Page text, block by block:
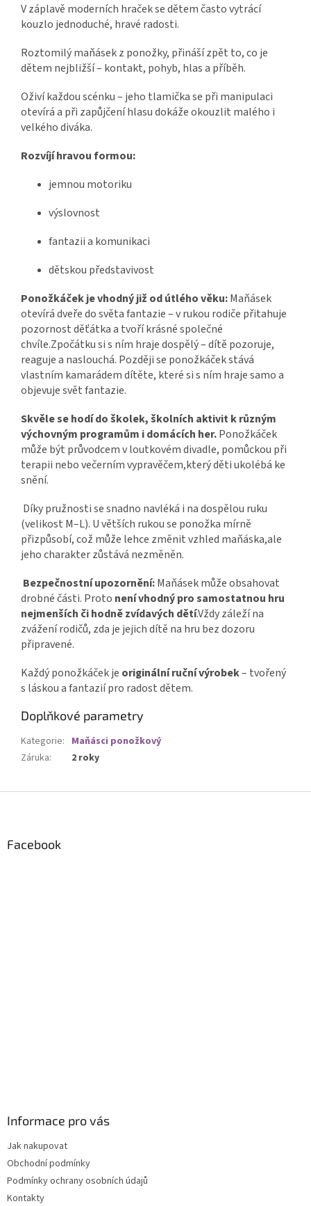
V záplavě moderních hraček se dětem často vytrácí
kouzlo jednoduché, hravé radosti.
Roztomilý maňásek z ponožky, přináší zpět to, co je
dětem nejbližší – kontakt, pohyb, hlas a příběh.
Oživí každou scénku – jeho tlamička se při manipulaci
otevírá a při zapůjčení hlasu dokáže okouzlit malého i
velkého diváka.
Rozvíjí hravou formou:
jemnou motoriku
výslovnost
fantazii a komunikaci
dětskou představivost
Ponožkáček je vhodný již od útlého věku:Maňásek
otevírá dveře do světa fantazie – v rukou rodiče přitahuje
pozornost děťátka a tvoří krásné společné
chvíle.Zpočátku si s ním hraje dospělý – dítě pozoruje,
reaguje a naslouchá. Později se ponožkáček stává
vlastním kamarádem dítěte, které si s ním hraje samo a
objevuje svět fantazie.
Skvěle se hodí do školek, školních aktivit k různým
výchovným programům i domácích her.Ponožkáček
může být průvodcem v loutkovém divadle, pomůckou při
terapii nebo večerním vypravěčem,který děti ukolébá ke
snění.
Díky pružnosti se snadno navléká i na dospělou ruku
(velikost M–L). U větších rukou se ponožka mírně
přizpůsobí, což může lehce změnit vzhled maňáska,ale
jeho charakter zůstává nezměněn.
Bezpečnostní upozornění:Maňásek může obsahovat
drobné části. Proto není vhodný pro samostatnou hru
nejmenších či hodně zvídavých dětí.Vždy záleží na
zvážení rodičů, zda je jejich dítě na hru bez dozoru
připravené.
Každý ponožkáček je originální ruční výrobek– tvořený
s láskou a fantazií pro radost dětem.
Doplňkové parametry
Kategorie: Maňásci ponožkový
Záruka: 2 roky
Facebook
Informace pro vás
Jak nakupovat
Obchodní podmínky
Podmínky ochrany osobních údajů
Kontakty